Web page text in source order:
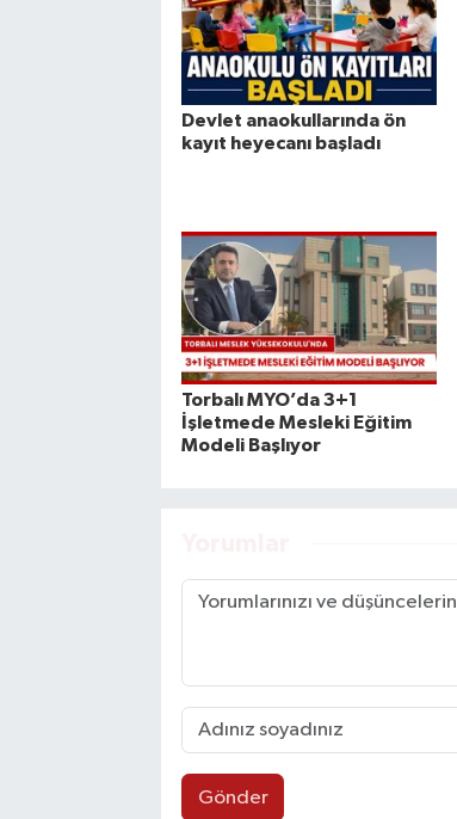
Devlet anaokullarında ön
kayıt heyecanı başladı
Torbalı MYO’da 3+1
İşletmede Mesleki Eğitim
Modeli Başlıyor
Gönder